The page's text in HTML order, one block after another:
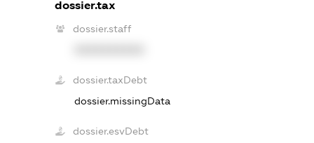
dossier.tax
dossier.staff
dossier.taxDebt
dossier.missingData
dossier.esvDebt